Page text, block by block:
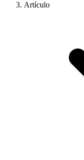
Artículo